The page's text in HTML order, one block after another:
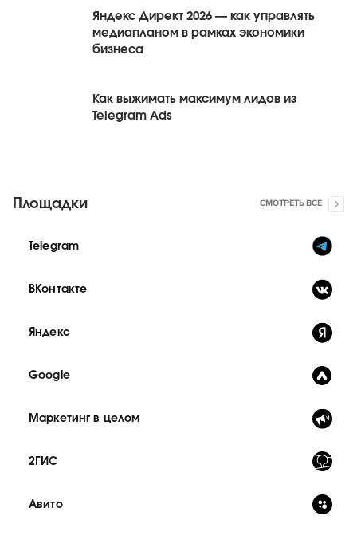
Яндекс Директ 2026 — как управлять
медиапланом в рамках экономики
бизнеса
Как выжимать максимум лидов из
Telegram Ads
Площадки СМОТРЕТЬ ВСЕ
Telegram
ВКонтакте
Яндекс
Google
Маркетинг в целом
2ГИС
Авито